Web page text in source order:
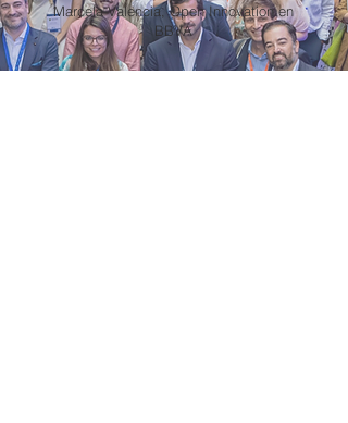
Marcela Valencia, Open Innovation en
BBVA